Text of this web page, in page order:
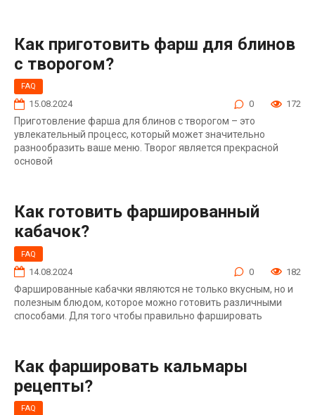
Как приготовить фарш для блинов
с творогом?
FAQ
15.08.2024 0 172
Приготовление фарша для блинов с творогом – это
увлекательный процесс, который может значительно
разнообразить ваше меню. Творог является прекрасной
основой
Как готовить фаршированный
кабачок?
FAQ
14.08.2024 0 182
Фаршированные кабачки являются не только вкусным, но и
полезным блюдом, которое можно готовить различными
способами. Для того чтобы правильно фаршировать
Как фаршировать кальмары
рецепты?
FAQ